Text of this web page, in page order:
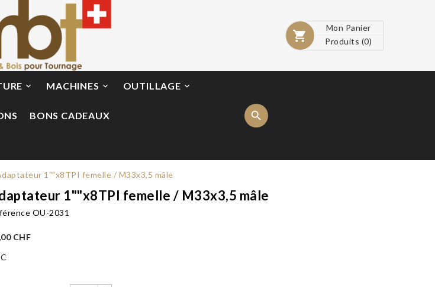

Mon Panier
Produits (0)
 MACHINES  OUTILLAGE 
BONS CADEAUX
1""x8TPI femelle / M33x3,5 mâle
1""x8TPI femelle / M33x3,5 mâle
OU-2031
CHF